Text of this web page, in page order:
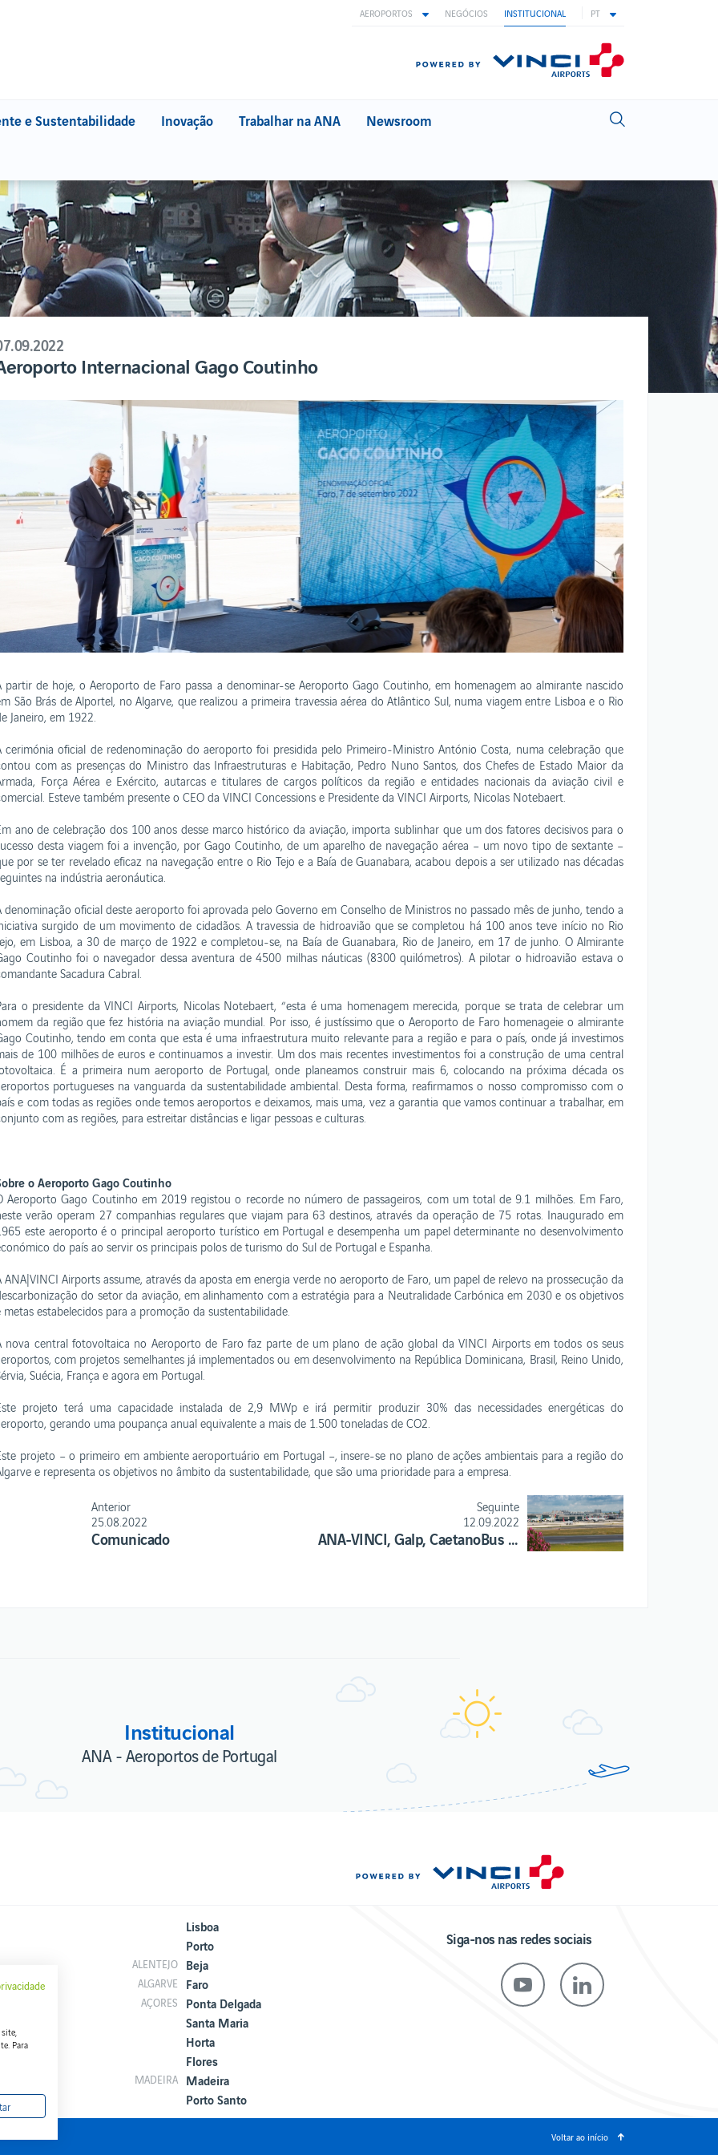
AEROPORTOS NEGÓCIOS INSTITUCIONAL PT
e Sustentabilidade Inovação Trabalhar na ANA Newsroom
Internacional Gago Coutinho
partir de hoje, o Aeroporto de Faro passa a denominar-se Aeroporto Gago Coutinho, em homenagem ao almirante nascido
São Brás de Alportel, no Algarve, que realizou a primeira travessia aérea do Atlântico Sul, numa viagem entre Lisboa e o Rio
Janeiro, em 1922.
cerimónia oficial de redenominação do aeroporto foi presidida pelo Primeiro-Ministro António Costa, numa celebração que
com as presenças do Ministro das Infraestruturas e Habitação, Pedro Nuno Santos, dos Chefes de Estado Maior da
Força Aérea e Exército, autarcas e titulares de cargos políticos da região e entidades nacionais da aviação civil e
Esteve também presente o CEO da VINCI Concessions e Presidente da VINCI Airports, Nicolas Notebaert.
ano de celebração dos 100 anos desse marco histórico da aviação, importa sublinhar que um dos fatores decisivos para o
desta viagem foi a invenção, por Gago Coutinho, de um aparelho de navegação aérea – um novo tipo de sextante –
por se ter revelado eficaz na navegação entre o Rio Tejo e a Baía de Guanabara, acabou depois a ser utilizado nas décadas
na indústria aeronáutica.
denominação oficial deste aeroporto foi aprovada pelo Governo em Conselho de Ministros no passado mês de junho, tendo a
surgido de um movimento de cidadãos. A travessia de hidroavião que se completou há 100 anos teve início no Rio
em Lisboa, a 30 de março de 1922 e completou-se, na Baía de Guanabara, Rio de Janeiro, em 17 de junho. O Almirante
Coutinho foi o navegador dessa aventura de 4500 milhas náuticas (8300 quilómetros). A pilotar o hidroavião estava o
Sacadura Cabral.
o presidente da VINCI Airports, Nicolas Notebaert, “esta é uma homenagem merecida, porque se trata de celebrar um
da região que fez história na aviação mundial. Por isso, é justíssimo que o Aeroporto de Faro homenageie o almirante
Coutinho, tendo em conta que esta é uma infraestrutura muito relevante para a região e para o país, onde já investimos
de 100 milhões de euros e continuamos a investir. Um dos mais recentes investimentos foi a construção de uma central
É a primeira num aeroporto de Portugal, onde planeamos construir mais 6, colocando na próxima década os
portugueses na vanguarda da sustentabilidade ambiental. Desta forma, reafirmamos o nosso compromisso com o
e com todas as regiões onde temos aeroportos e deixamos, mais uma, vez a garantia que vamos continuar a trabalhar, em
com as regiões, para estreitar distâncias e ligar pessoas e culturas.
o Aeroporto Gago Coutinho
Aeroporto Gago Coutinho em 2019 registou o recorde no número de passageiros, com um total de 9.1 milhões. Em Faro,
verão operam 27 companhias regulares que viajam para 63 destinos, através da operação de 75 rotas. Inaugurado em
este aeroporto é o principal aeroporto turístico em Portugal e desempenha um papel determinante no desenvolvimento
do país ao servir os principais polos de turismo do Sul de Portugal e Espanha.
ANA|VINCI Airports assume, através da aposta em energia verde no aeroporto de Faro, um papel de relevo na prossecução da
do setor da aviação, em alinhamento com a estratégia para a Neutralidade Carbónica em 2030 e os objetivos
metas estabelecidos para a promoção da sustentabilidade.
nova central fotovoltaica no Aeroporto de Faro faz parte de um plano de ação global da VINCI Airports em todos os seus
com projetos semelhantes já implementados ou em desenvolvimento na República Dominicana, Brasil, Reino Unido,
Suécia, França e agora em Portugal.
projeto terá uma capacidade instalada de 2,9 MWp e irá permitir produzir 30% das necessidades energéticas do
gerando uma poupança anual equivalente a mais de 1.500 toneladas de CO2.
projeto – o primeiro em ambiente aeroportuário em Portugal –, insere-se no plano de ações ambientais para a região do
e representa os objetivos no âmbito da sustentabilidade, que são uma prioridade para a empresa.
Anterior
25.08.2022
Comunicado
Seguinte
12.09.2022
ANA-VINCI, Galp, CaetanoBus e Mitsui avaliam potencial do H2 verde para reduzir emissões aeroportuárias
Institucional
ANA - Aeroportos de Portugal
Lisboa
Porto
ALENTEJO Beja
ALGARVE Faro
AÇORES
Ponta Delgada
Santa Maria
Horta
Flores
MADEIRA Madeira
Porto Santo
Siga-nos nas redes sociais
Voltar ao início
a Cidadania
SUSTENTABILIDADE
Ambiente na ANA
Os nossos aeroportos
Os nossos compromissos
A nossa gestão ambiental
Projeto Life Moonset
WebTrak
Reservas da Biosfera de Portugal
Inovação na ANA
Áreas de Inovação
Biometria
Ideias com asas
Inovação aberta
e contas
na Plataforma
Negócios
Institucional
Contactos
Política de privacidade
Termos e condições
Livro de Reclamações
Política de cookies
Para